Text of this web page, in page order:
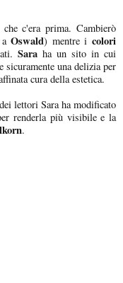
c'era prima. Cambierò
aOswald) mentre icolori
Sara ha un sito in cui
sicuramente una delizia per
cura della estetica.
lettori Sara ha modificato
renderla più visibile e la
.